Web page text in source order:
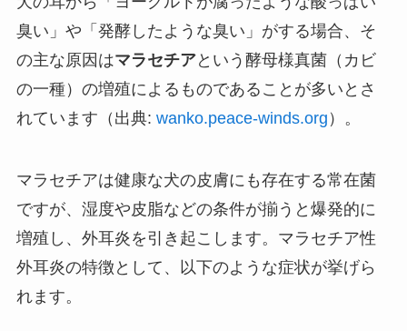
臭い」や「発酵したような臭い」がする場合、そ
の主な原因はマラセチアという酵母様真菌（カビ
の一種）の増殖によるものであることが多いとさ
れています（出典: wanko.peace-winds.org ）。
マラセチアは健康な犬の皮膚にも存在する常在菌
ですが、湿度や皮脂などの条件が揃うと爆発的に
増殖し、外耳炎を引き起こします。マラセチア性
外耳炎の特徴として、以下のような症状が挙げら
れます。